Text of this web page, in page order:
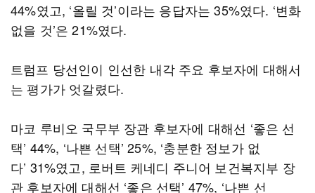
44%였고, ‘올릴 것’이라는 응답자는 35%였다. ‘변화
없을 것’은 21%였다.
트럼프 당선인이 인선한 내각 주요 후보자에 대해서
는 평가가 엇갈렸다.
마코 루비오 국무부 장관 후보자에 대해선 ‘좋은 선
택’ 44%, ‘나쁜 선택’ 25%, ‘충분한 정보가 없
다’ 31%였고, 로버트 케네디 주니어 보건복지부 장
관 후보자에 대해선 ‘좋은 선택’ 47%, ‘나쁜 선